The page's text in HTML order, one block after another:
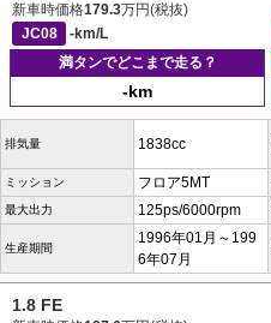
新車時価格179.3万円(税抜)
JC08
-km/L
満タンでどこまで走る？
-km
排気量 1838cc
ミッション フロア5MT
最大出力 125ps/6000rpm
生産期間
1996年01月～199
6年07月
1.8 FE